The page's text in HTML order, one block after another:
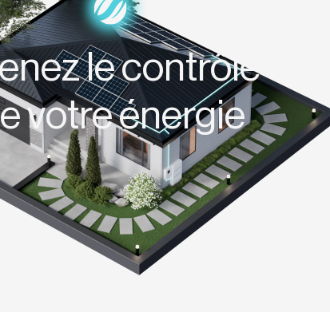
le contrôle
votre énergie